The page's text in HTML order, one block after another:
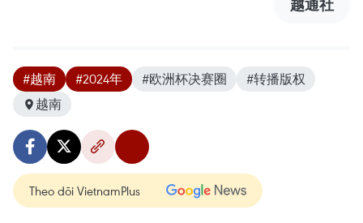
越通社
#越南 #2024年 #欧洲杯决赛圈
#转播版权
越南
Theo dõi VietnamPlus